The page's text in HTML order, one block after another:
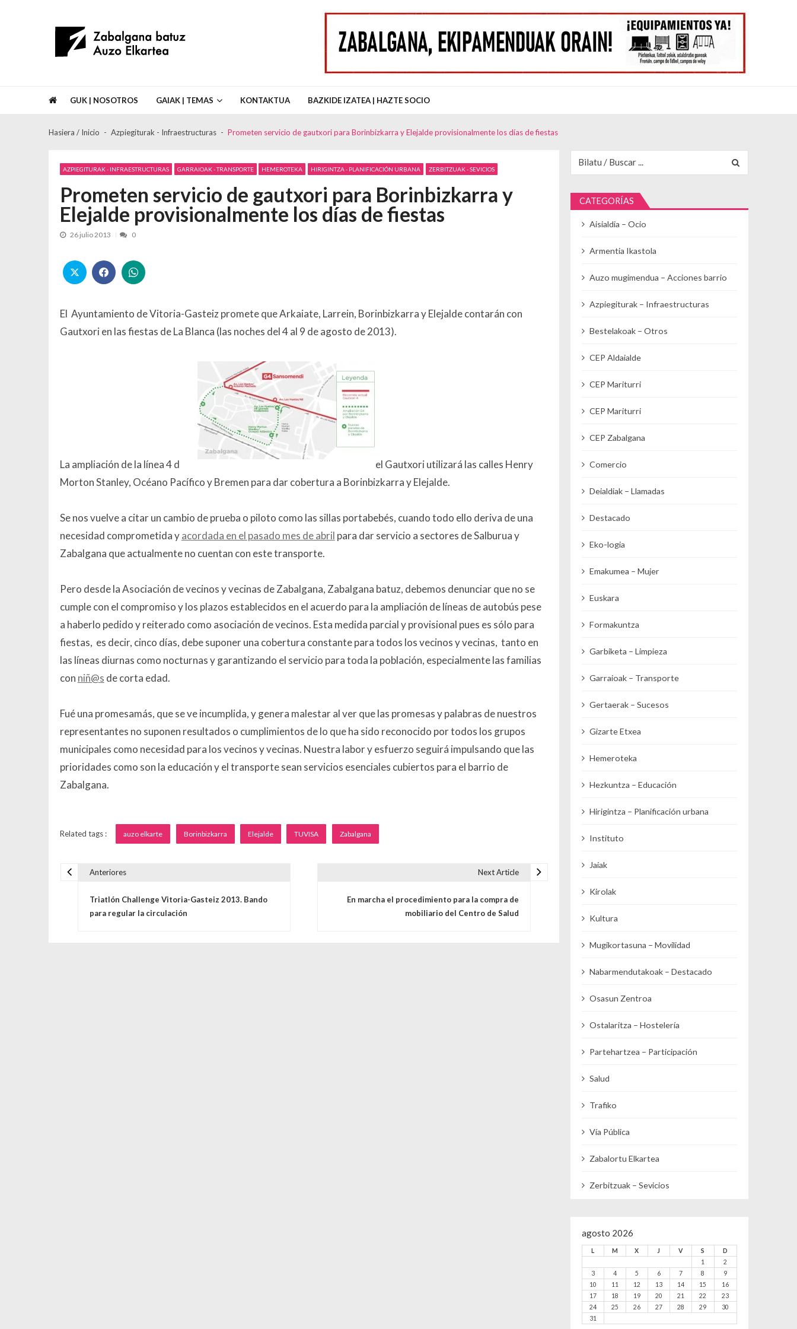
Asociación de Vecinos Zabalgana Batuz Auzo Elkartea
GUK | NOSOTROS GAIAK | TEMAS KONTAKTUA BAZKIDE IZATEA | HAZTE SOCIO
Hasiera / Inicio Azpiegiturak - Infraestructuras Prometen servicio de gautxori para Borinbizkarra y Elejalde provisionalmente los días de fiestas
AZPIEGITURAK - INFRAESTRUCTURAS GARRAIOAK - TRANSPORTE HEMEROTEKA HIRIGINTZA - PLANIFICACIÓN URBANA ZERBITZUAK - SEVICIOS
Prometen servicio de gautxori para Borinbizkarra y
Elejalde provisionalmente los días de fiestas
26 julio 2013 0
El Ayuntamiento de Vitoria-Gasteiz promete que Arkaiate, Larrein, Borinbizkarra y Elejalde contarán con
Gautxori en las fiestas de La Blanca (las noches del 4 al 9 de agosto de 2013).
La ampliación de la línea 4 d
el Gautxori utilizará las calles Henry
Morton Stanley, Océano Pacífico y Bremen para dar cobertura a Borinbizkarra y Elejalde.
Se nos vuelve a citar un cambio de prueba o piloto como las sillas portabebés, cuando todo ello deriva de una
necesidad comprometida yacordada en el pasado mes de abril para dar servicio a sectores de Salburua y
Zabalgana que actualmente no cuentan con este transporte.
Pero desde la Asociación de vecinos y vecinas de Zabalgana, Zabalgana batuz, debemos denunciar que no se
cumple con el compromiso y los plazos establecidos en el acuerdo para la ampliación de líneas de autobús pese
a haberlo pedido y reiterado como asociación de vecinos. Esta medida parcial y provisional pues es sólo para
fiestas, es decir, cinco días, debe suponer una cobertura constante para todos los vecinos y vecinas, tanto en
las líneas diurnas como nocturnas y garantizando el servicio para toda la población, especialmente las familias
con niñ@s de corta edad.
Fué una promesamás, que se ve incumplida, y genera malestar al ver que las promesas y palabras de nuestros
representantes no suponen resultados o cumplimientos de lo que ha sido reconocido por todos los grupos
municipales como necesidad para los vecinos y vecinas. Nuestra labor y esfuerzo seguirá impulsando que las
prioridades como son la educación y el transporte sean servicios esenciales cubiertos para el barrio de
Zabalgana.
Related tags : auzo elkarte Borinbizkarra Elejalde TUVISA Zabalgana
Anteriores
Triatlón Challenge Vitoria-Gasteiz 2013. Bando
para regular la circulación
Next Article
En marcha el procedimiento para la compra de
mobiliario del Centro de Salud
CATEGORÍAS
Aisialdia – Ocio
Armentia Ikastola
Auzo mugimendua – Acciones barrio
Azpiegiturak – Infraestructuras
Bestelakoak – Otros
CEP Aldaialde
CEP Mariturri
CEP Mariturri
CEP Zabalgana
Comercio
Deialdiak – Llamadas
Destacado
Eko-logia
Emakumea – Mujer
Euskara
Formakuntza
Garbiketa – Limpieza
Garraioak – Transporte
Gertaerak – Sucesos
Gizarte Etxea
Hemeroteka
Hezkuntza – Educación
Hirigintza – Planificación urbana
Instituto
Jaiak
Kirolak
Kultura
Mugikortasuna – Movilidad
Nabarmendutakoak – Destacado
Osasun Zentroa
Ostalaritza – Hostelería
Partehartzea – Participación
Salud
Trafiko
Vía Pública
Zabalortu Elkartea
Zerbitzuak – Sevicios
agosto 2026
L M X J V S
D
1
2
3
4 5 6 7 8
9
10
11 12 13 14 15
16
17
18 19 20 21 22
23
24
25 26 27 28 29
30
31